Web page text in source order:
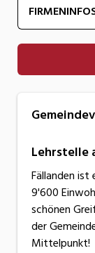
Lehrstelle
Fällanden ist
9'600
schönen
der
Mittelpunkt!